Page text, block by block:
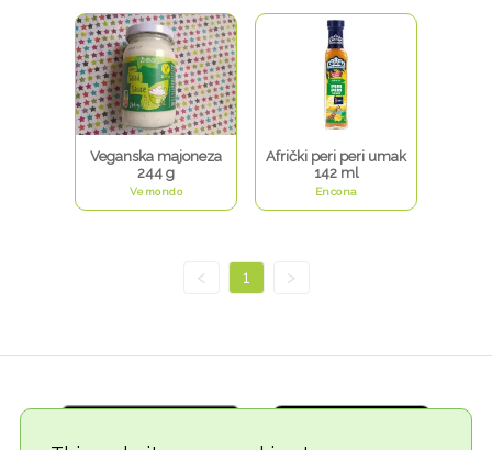
Veganska majoneza
244 g
Vemondo
Afrički peri peri umak
142 ml
Encona
< 1 >